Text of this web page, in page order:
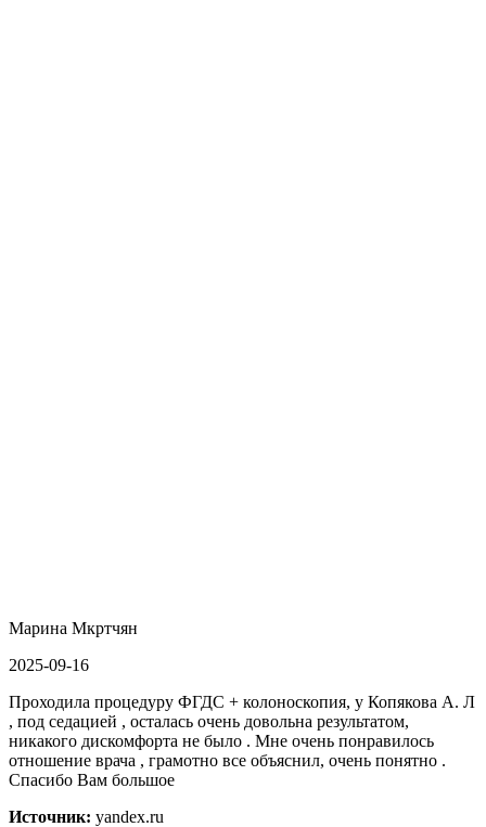
Марина Мкртчян
2025-09-16
Проходила процедуру ФГДС + колоноскопия, у Копякова А. Л
, под седацией , осталась очень довольна результатом,
никакого дискомфорта не было . Мне очень понравилось
отношение врача , грамотно все объяснил, очень понятно .
Спасибо Вам большое
Источник: yandex.ru